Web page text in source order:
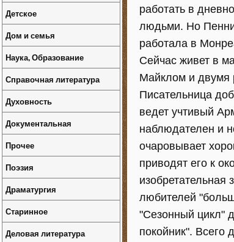
работать в
людьми. Но Пенни
работала в
Сейчас живет в
Майклом и двумя
Писательница
ведет учтивый
наблюдателен и
очаровывает
приводят его к
любителей
"Сезонный цикл"
покойник". Всего
Детское
Дом и семья
Наука, Образование
Справочная литература
Духовность
Документальная
Прочее
Поэзия
Драматургия
Старинное
Деловая литература